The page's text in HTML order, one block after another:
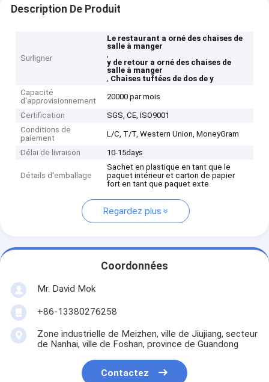
Description De Produit
Surligner
Le restaurant a orné des chaises de
salle à manger
,
y de retour a orné des chaises de
salle à manger
, Chaises tuftées de dos de y
Capacité
d'approvisionnement
20000 par mois
Certification
SGS, CE, ISO9001
Conditions de
paiement
L/C, T/T, Western Union, MoneyGram
Délai de livraison 10-15days
Détails d'emballage
Sachet en plastique en tant que le
paquet intérieur et carton de papier
fort en tant que paquet exte
Regardez plus
Coordonnées
Mr. David Mok
+86-13380276258
Zone industrielle de Meizhen, ville de Jiujiang, secteur
de Nanhai, ville de Foshan, province de Guandong
Contactez